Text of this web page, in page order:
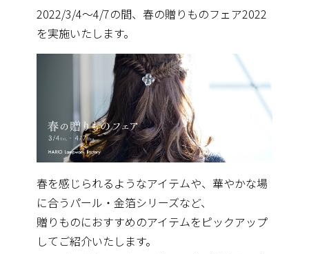
2022/3/4〜4/7の間、春の贈りものフェア2022
を実施いたします。
春を感じられるようなアイテムや、華やかな場
に合うパール・金箔シリーズなど、
贈りものにおすすめのアイテムをピックアップ
してご紹介いたします。